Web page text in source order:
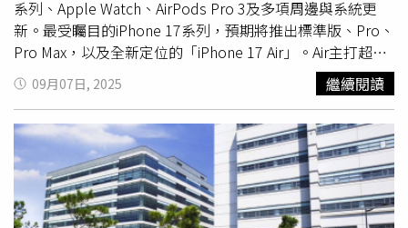
為在社群平台爆紅成為熱門「打卡景點」，仍有遊客擅闖。
先前還出現遊客在鐘乳石上刻字破壞，引發公憤。今年4月
起，當局已在洞口設置圍擋及警示標語，並明文禁止旅遊團
與遊客私自進入未開發區域。
系列、Apple Watch、AirPods Pro 3及多項周邊與系統更
新。最受矚目的iPhone 17系列，預期將推出標準版、Pro、
Pro Max，以及全新定位的「iPhone 17 Air」。Air主打超薄
設計，厚度僅約5.5毫米，比iPhone 16 Pro再減少三分之
一，機身雖可能僅配備單鏡頭與小容量電池，但搭載6.6吋
具ProMotion的螢幕、A19處理器與自研C1數據機，並支援
eSIM與USB-C。Pro與Pro Max則迎來自iPhone 12 Pro以來
的重大改版，背面相機模組改為橫向長條設計，並新增專屬
無線充電區塊。遠距鏡頭大幅升級至4800萬畫素，並傳出
支援可變光圈及前後鏡頭同步錄影。硬體搭載A19 Pro晶片
09月07日, 2025 繼續閱讀